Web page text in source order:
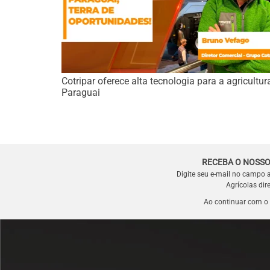
Cotripar oferece alta tecnologia para a
Paraguai
RECEBA O
Digite seu e-mail no campo
Agrícolas
Ao continuar com